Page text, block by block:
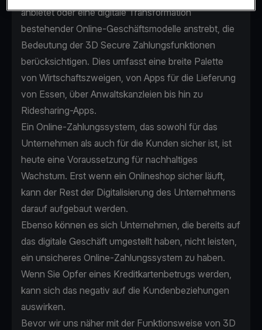
anbietet oder eine digitale Transformation
bestehender Online-Geschäftsmodelle anstrebt, die
Bedeutung der 3D Secure Zahlungsfunktionen
berücksichtigen. Dies umfasst eine breite Palette
von Wirtschaftszweigen, von Apps für die Lieferung
von Essen, über Anwaltskanzleien bis hin zu
Ridesharing-Apps.
Ein Online-Zahlungssystem, das sowohl für das
Unternehmen als auch für die Kunden sicher ist, ist
heute eine Voraussetzung für nachhaltiges
Wachstum. Erst wenn ein Onlineshop sicher läuft,
kann der Rest der Digitalisierung des Unternehmens
darauf aufgebaut werden.
Ebenso können es sich Unternehmen, die bereits auf
das digitale Geschäft umgestellt haben, nicht leisten,
ein unsicheres Online-Zahlungssystem zu haben.
Wenn Sie Opfer eines Kreditkartenbetrugs werden,
kann sich das negativ auf die Kundenbeziehungen
auswirken.
Bevor wir uns näher mit der Funktionsweise von 3D